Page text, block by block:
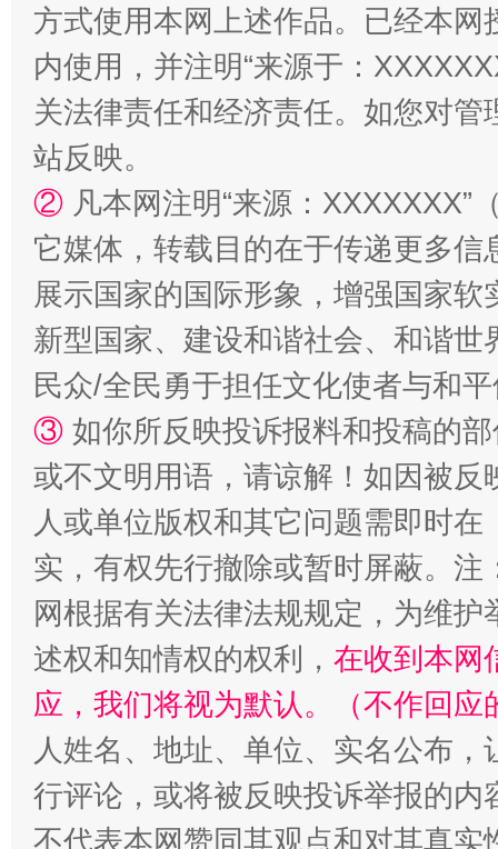
国家大学科技园优化重塑工作
扯下公款旅游的“隐身衣” 如何以
“蜀中异人”王建安的艺术幻境
方式使用本网上述作品。已经本
内使用，并注明“来源于：
关法律责任和经济责任。如您对
站反映。
② 凡本网注明“来源：
它媒体，转载目的在于传递更多
展示国家的国际形象，增强国家
新型国家、建设和谐社会、和谐
民众/全民勇于担任文化使者与和
③ 如你所反映投诉报料和投稿的
或不文明用语，请谅解！如因被
人或单位版权和其它问题需即时在
实，有权先行撤除或暂时屏蔽。
网根据有关法律法规规定，为维
述权和知情权的权利， 在收到本网
应，我们将视为默认。（不作回应
人姓名、地址、单位、实名公布
行评论，或将被反映投诉举报的
不代表本网赞同其观点和对其真实